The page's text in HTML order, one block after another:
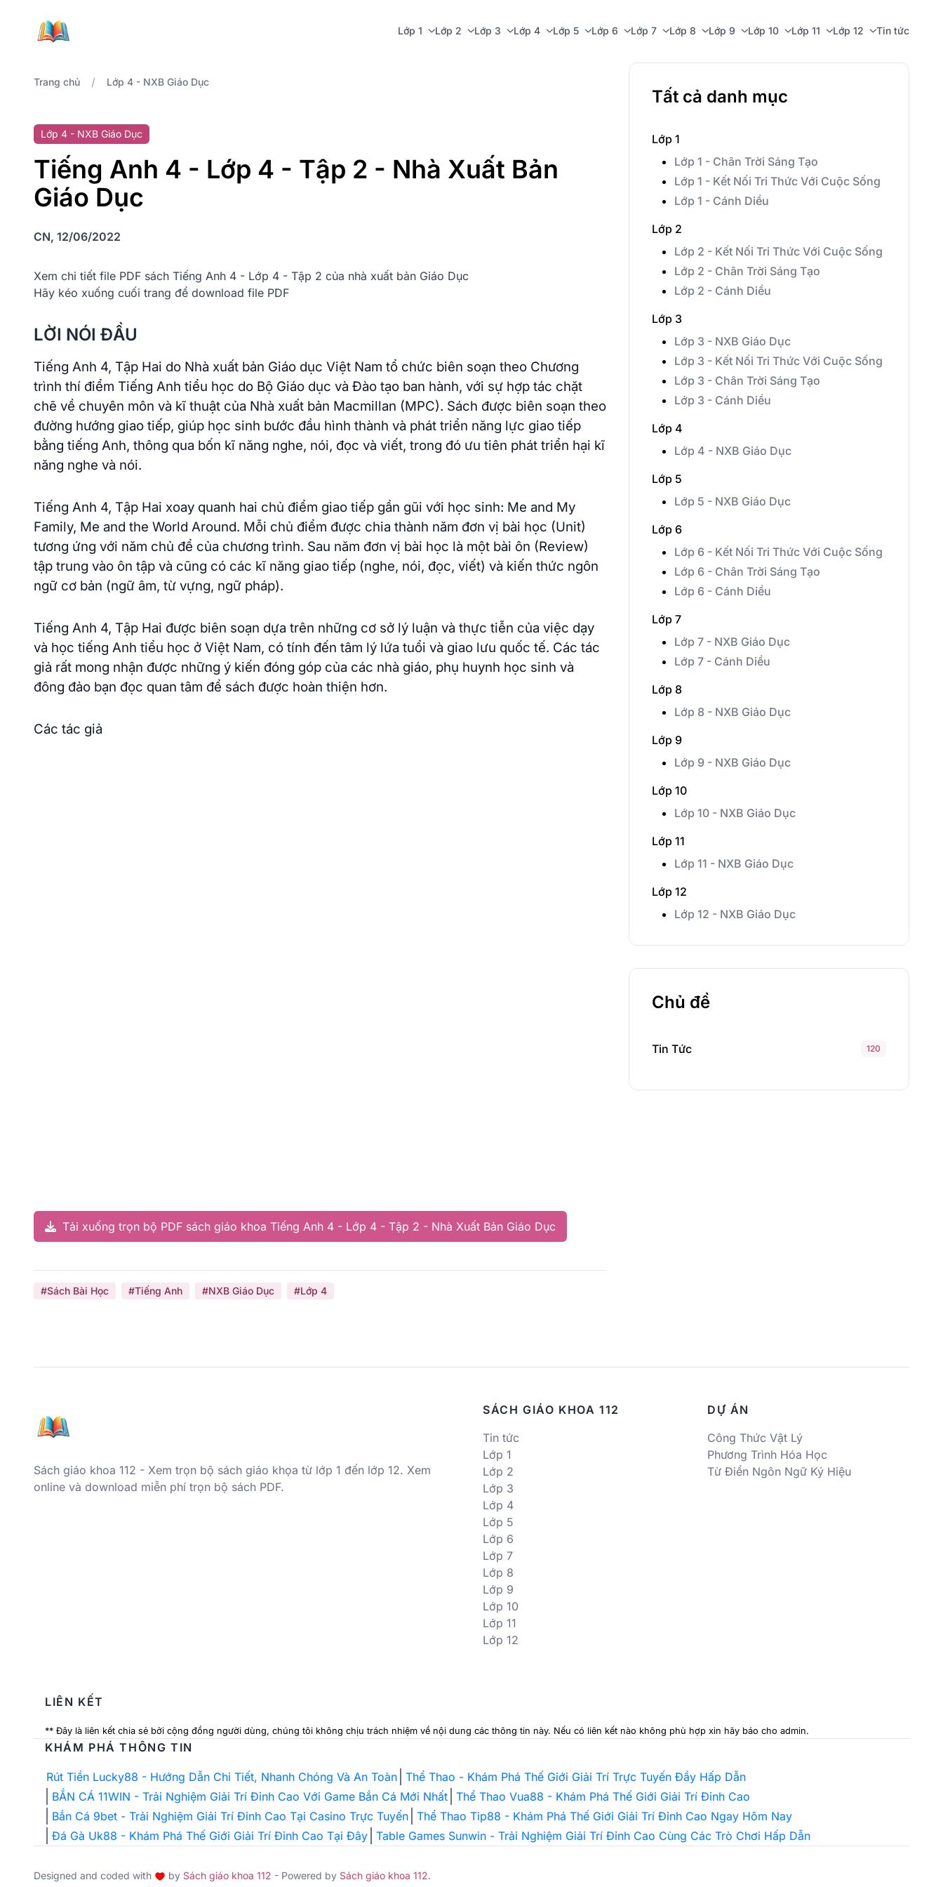
Lớp 1 Lớp 2 Lớp 3 Lớp 4 Lớp 5 Lớp 6 Lớp 7 Lớp 8 Lớp 9 Lớp 10 Lớp 11 Lớp 12 Tin tức
Trang chủ / Lớp 4 - NXB Giáo Dục
Lớp 4 - NXB Giáo Dục
Tiếng Anh 4 - Lớp 4 - Tập 2 - Nhà Xuất Bản
Giáo Dục
CN, 12/06/2022
Xem chi tiết file PDF sách Tiếng Anh 4 - Lớp 4 - Tập 2 của nhà xuất bản Giáo Dục
Hãy kéo xuống cuối trang để download file PDF
LỜI NÓI ĐẦU
Tiếng Anh 4, Tập Hai do Nhà xuất bản Giáo dục Việt Nam tổ chức biên soạn theo Chương
trình thí điểm Tiếng Anh tiểu học do Bộ Giáo dục và Đào tạo ban hành, với sự hợp tác chặt
chẽ về chuyên môn và kĩ thuật của Nhà xuất bản Macmillan (MPC). Sách được biên soạn theo
đường hướng giao tiếp, giúp học sinh bước đầu hình thành và phát triển năng lực giao tiếp
bằng tiếng Anh, thông qua bốn kĩ năng nghe, nói, đọc và viết, trong đó ưu tiên phát triển hại kĩ
năng nghe và nói.
Tiếng Anh 4, Tập Hai xoay quanh hai chủ điểm giao tiếp gần gũi với học sinh: Me and My
Family, Me and the World Around. Mỗi chủ điểm được chia thành năm đơn vị bài học (Unit)
tương ứng với năm chủ để của chương trình. Sau năm đơn vị bài học là một bài ôn (Review)
tập trung vào ôn tập và cũng có các kĩ năng giao tiếp (nghe, nói, đọc, viết) và kiến thức ngôn
ngữ cơ bản (ngữ âm, từ vựng, ngữ pháp).
Tiếng Anh 4, Tập Hai được biên soạn dựa trên những cơ sở lý luận và thực tiễn của việc dạy
và học tiếng Anh tiểu học ở Việt Nam, có tính đến tâm lý lứa tuổi và giao lưu quốc tế. Các tác
giả rất mong nhận được những ý kiến đóng góp của các nhà giáo, phụ huynh học sinh và
đông đảo bạn đọc quan tâm để sách được hoàn thiện hơn.
Các tác giả
Tải xuống trọn bộ PDF sách giáo khoa Tiếng Anh 4 - Lớp 4 - Tập 2 - Nhà Xuất Bản Giáo Dục
#Sách Bài Học #Tiếng Anh #NXB Giáo Dục #Lớp 4
Tất cả danh mục
Lớp 1
Lớp 1 - Chân Trời Sáng Tạo
Lớp 1 - Kết Nối Tri Thức Với Cuộc Sống
Lớp 1 - Cánh Diều
Lớp 2
Lớp 2 - Kết Nối Tri Thức Với Cuộc Sống
Lớp 2 - Chân Trời Sáng Tạo
Lớp 2 - Cánh Diều
Lớp 3
Lớp 3 - NXB Giáo Dục
Lớp 3 - Kết Nối Tri Thức Với Cuộc Sống
Lớp 3 - Chân Trời Sáng Tạo
Lớp 3 - Cánh Diều
Lớp 4
Lớp 4 - NXB Giáo Dục
Lớp 5
Lớp 5 - NXB Giáo Dục
Lớp 6
Lớp 6 - Kết Nối Tri Thức Với Cuộc Sống
Lớp 6 - Chân Trời Sáng Tạo
Lớp 6 - Cánh Diều
Lớp 7
Lớp 7 - NXB Giáo Dục
Lớp 7 - Cánh Diều
Lớp 8
Lớp 8 - NXB Giáo Dục
Lớp 9
Lớp 9 - NXB Giáo Dục
Lớp 10
Lớp 10 - NXB Giáo Dục
Lớp 11
Lớp 11 - NXB Giáo Dục
Lớp 12
Lớp 12 - NXB Giáo Dục
Chủ đề
Tin Tức 120
Sách giáo khoa 112 - Xem trọn bộ sách giáo khọa từ lớp 1 đến lớp 12. Xem
online và download miễn phí trọn bộ sách PDF.
SÁCH GIÁO KHOA 112
Tin tức
Lớp 1
Lớp 2
Lớp 3
Lớp 4
Lớp 5
Lớp 6
Lớp 7
Lớp 8
Lớp 9
Lớp 10
Lớp 11
Lớp 12
DỰ ÁN
Công Thức Vật Lý
Phương Trình Hóa Học
Từ Điển Ngôn Ngữ Ký Hiệu
LIÊN KẾT
** Đây là liên kết chia sẻ bởi cộng đồng người dùng, chúng tôi không chịu trách nhiệm về nội dung các thông tin này. Nếu có liên kết nào không phù hợp xin hãy báo cho admin.
KHÁM PHÁ THÔNG TIN
Rút Tiền Lucky88 - Hướng Dẫn Chi Tiết, Nhanh Chóng Và An Toàn Thể Thao - Khám Phá Thế Giới Giải Trí Trực Tuyến Đầy Hấp Dẫn
BẮN CÁ 11WIN - Trải Nghiệm Giải Trí Đỉnh Cao Với Game Bắn Cá Mới Nhất Thể Thao Vua88 - Khám Phá Thế Giới Giải Trí Đỉnh Cao
Bắn Cá 9bet - Trải Nghiệm Giải Trí Đỉnh Cao Tại Casino Trực Tuyến Thể Thao Tip88 - Khám Phá Thế Giới Giải Trí Đỉnh Cao Ngay Hôm Nay
Đá Gà Uk88 - Khám Phá Thế Giới Giải Trí Đỉnh Cao Tại Đây Table Games Sunwin - Trải Nghiệm Giải Trí Đỉnh Cao Cùng Các Trò Chơi Hấp Dẫn
Designed and coded with by Sách giáo khoa 112 - Powered by Sách giáo khoa 112.